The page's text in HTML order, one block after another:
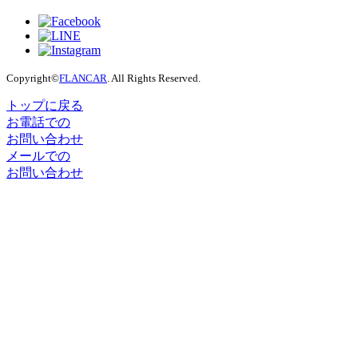
Copyright©FLANCAR . All Rights Reserved.
トップに戻る
お電話での
お問い合わせ
メールでの
お問い合わせ